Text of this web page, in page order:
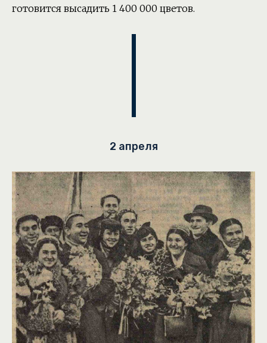
готовится высадить 1 400 000 цветов.
2 апреля